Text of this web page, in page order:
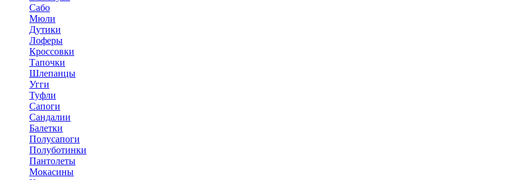
Сабо
Мюли
Дутики
Лоферы
Кроссовки
Тапочки
Шлепанцы
Угги
Туфли
Сапоги
Сандалии
Балетки
Полусапоги
Полуботинки
Пантолеты
Мокасины